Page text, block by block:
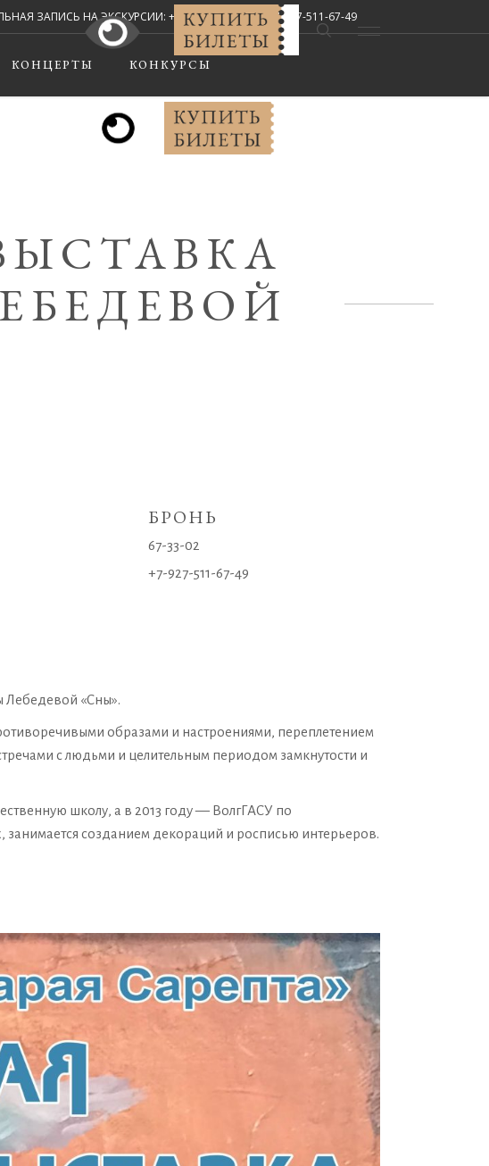
ЗАПИСЬ НА ЭКСКУРСИИ: +7 (8442) 67-33-02, +7-927-511-67-49
Мы в соцсетях:
КОНЦЕРТЫ КОНКУРСЫ
БРОНЬ
67-33-02
+7-927-511-67-49
Лебедевой «Сны».
образами и настроениями, переплетением
с людьми и целительным периодом замкнутости и
школу, а в 2013 году — ВолгГАСУ по
занимается созданием декораций и росписью интерьеров.